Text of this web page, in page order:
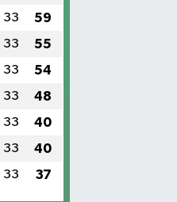
33 59
33 55
33 54
33 48
33 40
33 40
33 37